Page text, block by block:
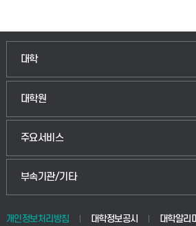
대학
인문융합공공인재학부
법경영학부
대학원
일반대학원
산업대학원
공공정책대학원
주요서비스
입학안내
웹메일
부속기관/기타
중앙도서관
학생생활관(안성)
개인정보처리방침 대학정보공시 대학알리미